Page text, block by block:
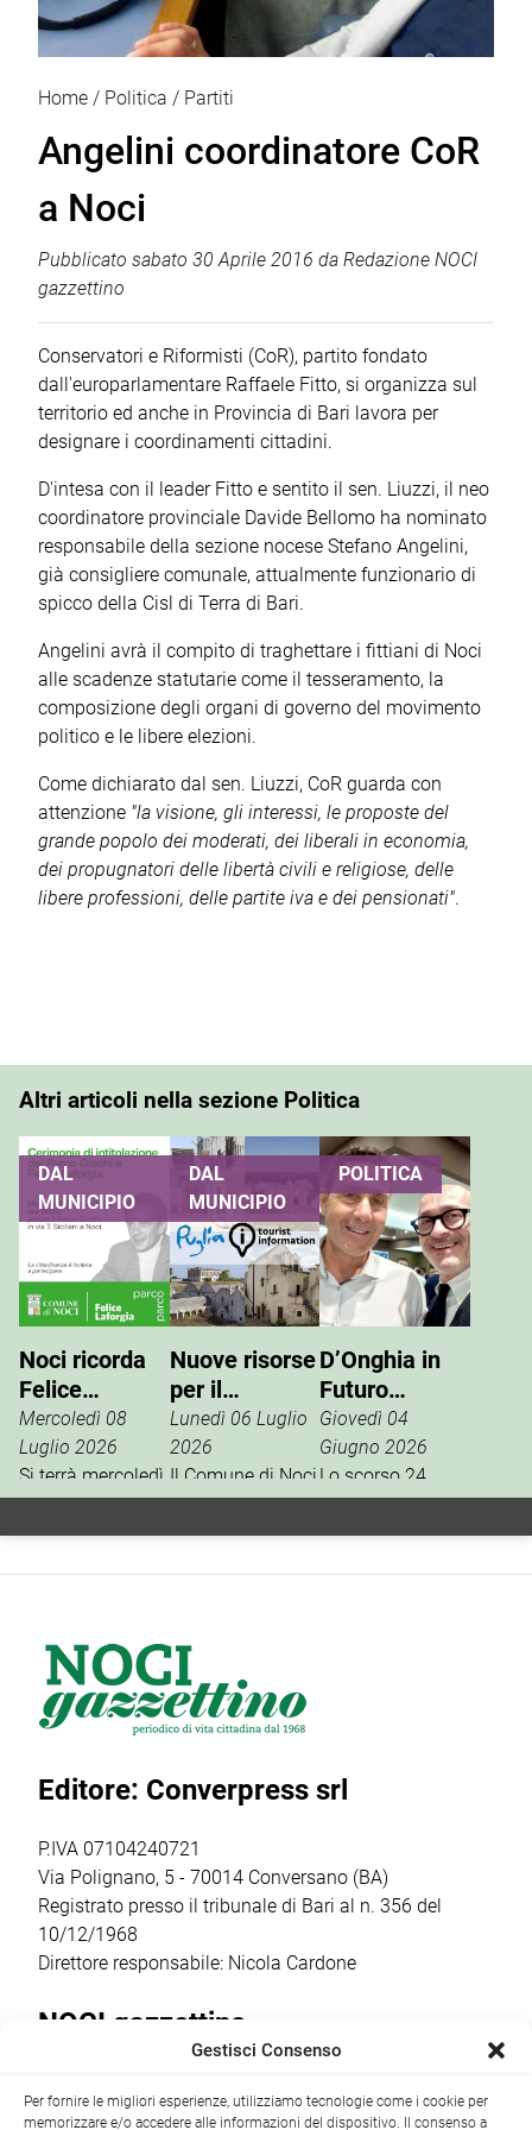
Home Politica Partiti
Angelini coordinatore CoR
a Noci
Pubblicato sabato 30 Aprile 2016 da Redazione NOCI
gazzettino
Conservatori e Riformisti (CoR), partito fondato
dall'europarlamentare Raffaele Fitto, si organizza sul
territorio ed anche in Provincia di Bari lavora per
designare i coordinamenti cittadini.
D'intesa con il leader Fitto e sentito il sen. Liuzzi, il neo
coordinatore provinciale Davide Bellomo ha nominato
responsabile della sezione nocese Stefano Angelini,
già consigliere comunale, attualmente funzionario di
spicco della Cisl di Terra di Bari.
Angelini avrà il compito di traghettare i fittiani di Noci
alle scadenze statutarie come il tesseramento, la
composizione degli organi di governo del movimento
politico e le libere elezioni.
Come dichiarato dal sen. Liuzzi, CoR guarda con
attenzione "la visione, gli interessi, le proposte del
grande popolo dei moderati, dei liberali in economia,
dei propugnatori delle libertà civili e religiose, delle
libere professioni, delle partite iva e dei pensionati".
Altri articoli nella sezione Politica
DAL
MUNICIPIO
Noci ricorda
Felice
Laforgia, il
parco giochi
di via Siciliani
nome
Mercoledì 08
Luglio 2026
Si terrà mercoledì
15 luglio, alle ore
19, al Parco
cerimonia di
intitolazione
dell’area a Felice
Laforgia, già
figura
DAL
MUNICIPIO
Nuove risorse
per il
potenziamento
dell’info point
turistico
Lunedì 06 Luglio
2026
Il Comune di Noci
è tra i beneficiari
della misura
della rete degli
info point
turistici.
Attraverso
2021-2027, il
ottenuto un
finanziamento […]
POLITICA
D’Onghia in
Futuro
Nazionale:
Vannacci è la
vera destra
Giovedì 04
Giugno 2026
Lo scorso 24
aprile, la
segreteria
ratifica per il
Costituente […]
Editore: Converpress srl
P.IVA 07104240721
Via Polignano, 5 - 70014 Conversano (BA)
Registrato presso il tribunale di Bari al n. 356 del
10/12/1968
Direttore responsabile: Nicola Cardone
NOCI gazzettino
+39 080 4979274|info@nocigazzettino.it Contatti|
Gestisci Consenso
Per fornire le migliori esperienze, utilizziamo tecnologie come i cookie per
memorizzare e/o accedere alle informazioni del dispositivo. Il consenso a